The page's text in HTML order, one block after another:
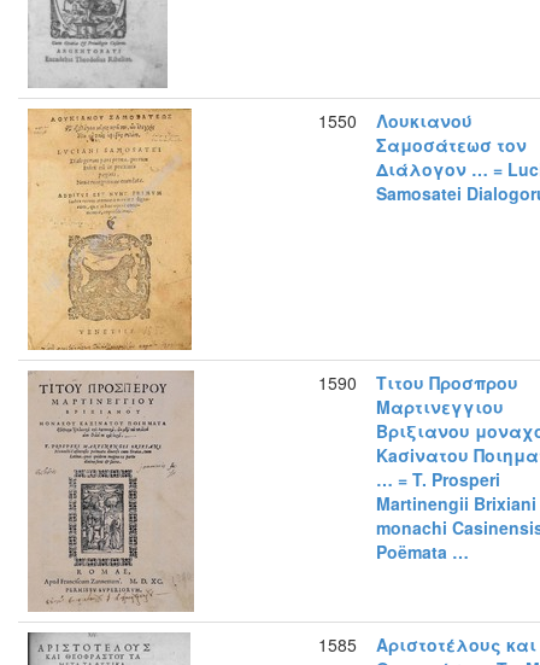
1550
Λουκιανού
Σαμοσάτεωσ τον
Διάλογον … =
Samosatei
1590
Τιτου Προσπρου
Μαρτινεγγιου
Βριξιανου
Κaσiνατου
… = T. Prosperi
Martinengii Brixiani
monachi
Poëmata …
1585
Αριστοτέλους και